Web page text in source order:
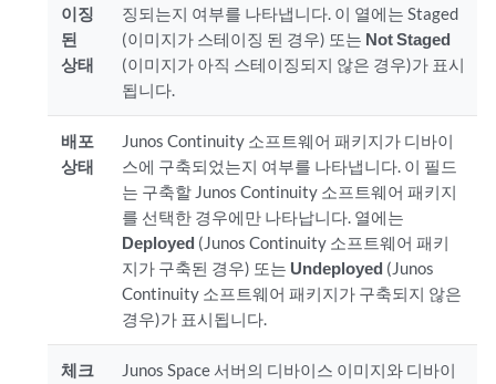
이징
된
상태
징되는지 여부를 나타냅니다. 이 열에는 Staged
(이미지가 스테이징 된 경우) 또는 Not Staged
(이미지가 아직 스테이징되지 않은 경우)가 표시
됩니다.
배포
상태
Junos Continuity 소프트웨어 패키지가 디바이
스에 구축되었는지 여부를 나타냅니다. 이 필드
는 구축할 Junos Continuity 소프트웨어 패키지
를 선택한 경우에만 나타납니다. 열에는
Deployed (Junos Continuity 소프트웨어 패키
지가 구축된 경우) 또는 Undeployed (Junos
Continuity 소프트웨어 패키지가 구축되지 않은
경우)가 표시됩니다.
체크
Junos Space 서버의 디바이스 이미지와 디바이